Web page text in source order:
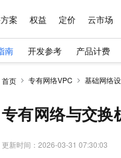
案 权益 定价 云市场
南 开发参考 产品计费
首页 专有网络VPC 基础网络
专有网络与交换
更新时间： 2026-03-31 07:30:03
千问AI平台
产品
型服务与应用平台
化、高性能、安全可靠的大模型服务
解决方案
传文档即自动完成翻译和格式还原
上云
服务器38元/年起，超值低价云产品抢
荐新用户得奖励，单订单最高返9万
定价
云产品的定价详情
上成本管理
和优化成本
商城
端小程序
销售伙伴
询伙伴
售伙伴合作计划
咨询
后服务
助服务
么选择阿里云
术领先